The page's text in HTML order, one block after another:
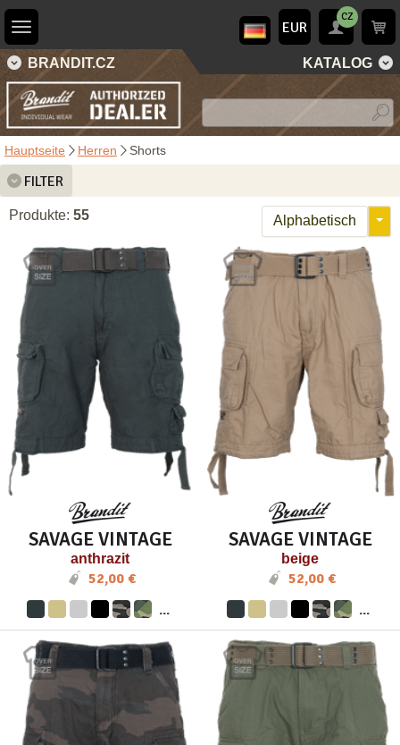
EUR
CZ
BRANDIT.CZ KATALOG
Hauptseite Herren Shorts
FILTER
Produkte: 55 Alphabetisch
SAVAGE VINTAGE
anthrazit
52,00 €
...
SAVAGE VINTAGE
beige
52,00 €
...